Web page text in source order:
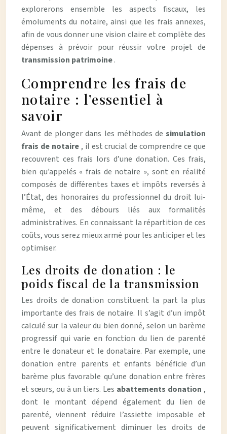
explorerons ensemble les aspects fiscaux, les
émoluments du notaire, ainsi que les frais annexes,
afin de vous donner une vision claire et complète des
dépenses à prévoir pour réussir votre projet de
transmission patrimoine.
Comprendre les frais de
notaire : l’essentiel à
savoir
Avant de plonger dans les méthodes de simulation
frais de notaire , il est crucial de comprendre ce que
recouvrent ces frais lors d’une donation. Ces frais,
bien qu’appelés « frais de notaire », sont en réalité
composés de différentes taxes et impôts reversés à
l’État, des honoraires du professionnel du droit lui-
même, et des débours liés aux formalités
administratives. En connaissant la répartition de ces
coûts, vous serez mieux armé pour les anticiper et les
optimiser.
Les droits de donation : le
poids fiscal de la transmission
Les droits de donation constituent la part la plus
importante des frais de notaire. Il s’agit d’un impôt
calculé sur la valeur du bien donné, selon un barème
progressif qui varie en fonction du lien de parenté
entre le donateur et le donataire. Par exemple, une
donation entre parents et enfants bénéficie d’un
barème plus favorable qu’une donation entre frères
et sœurs, ou à un tiers. Les abattements donation ,
dont le montant dépend également du lien de
parenté, viennent réduire l’assiette imposable et
peuvent significativement diminuer les droits de